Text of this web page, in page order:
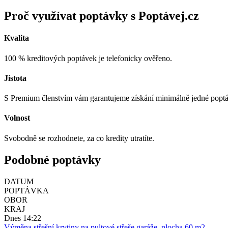
Proč využívat poptávky s Poptávej.cz
Kvalita
100 % kreditových poptávek je telefonicky ověřeno.
Jistota
S Premium členstvím vám garantujeme získání minimálně jedné
Volnost
Svobodně se rozhodnete, za co kredity utratíte.
Podobné poptávky
DATUM
POPTÁVKA
OBOR
KRAJ
Dnes 14:22